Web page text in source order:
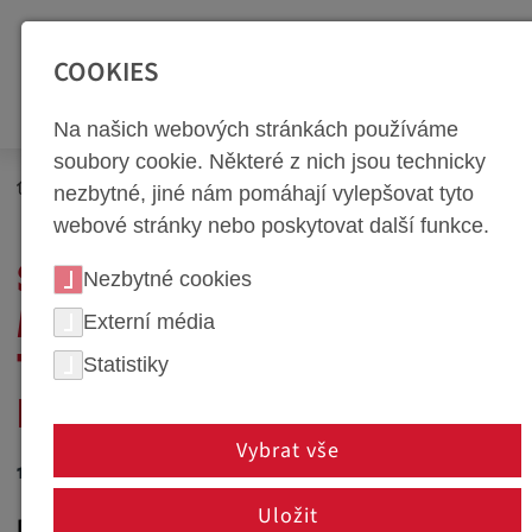
Zur Top Navigation springen [Alt+1]Zur Hauptnavigation
Newsroom Novinky
SPOLEČNOST WEBA
MEZI FINALISTY PRO
TITUL "NÁSTROJÁRNA
ROKU 2023"
12. října 2023
COOKIES
Na našich webových stránkách používáme
soubory cookie. Některé z nich jsou technicky
nezbytné, jiné nám pomáhají vylepšovat tyto
webové stránky nebo poskytovat další funkce.
Nezbytné cookies
Externí média
Statistiky
Vybrat vše
Uložit